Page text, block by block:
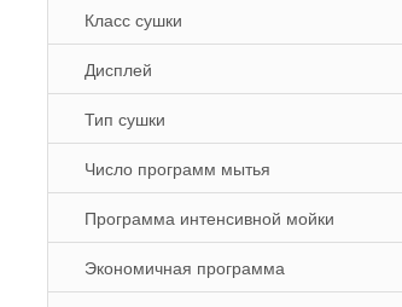
Класс сушки
Дисплей
Тип сушки
Число программ мытья
Программа интенсивной мойки
Экономичная программа